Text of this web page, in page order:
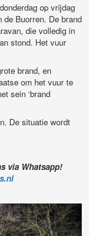
op vrijdag
de Buorren. De brand
die volledig in
stond. Het vuur
brand, en
om het vuur te
sein ‘brand
De situatie wordt
via Whatsapp!